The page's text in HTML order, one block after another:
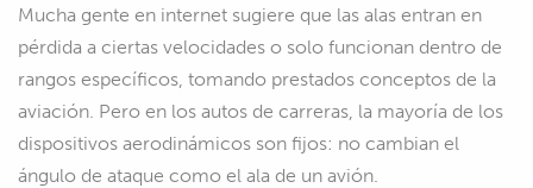
Mucha gente en internet sugiere que las alas entran en
pérdida a ciertas velocidades o solo funcionan dentro de
rangos específicos, tomando prestados conceptos de la
aviación. Pero en los autos de carreras, la mayoría de los
dispositivos aerodinámicos son fijos: no cambian el
ángulo de ataque como el ala de un avión.